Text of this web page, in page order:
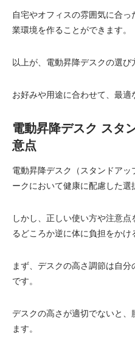
自宅やオフィスの雰囲気に合
業環境を作ることができます。
以上が、電動昇降デスクの選び
お好みや用途に合わせて、最適
電動昇降デスク スタ
意点
電動昇降デスク（スタンドア
ークにおいて健康に配慮した選
しかし、正しい使い方や注意
るどころか逆に体に負担をかけ
まず、デスクの高さ調節は自
です。
デスクの高さが適切でないと、
ます。